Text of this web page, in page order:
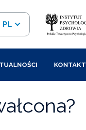
PL
EN
KONTAKT